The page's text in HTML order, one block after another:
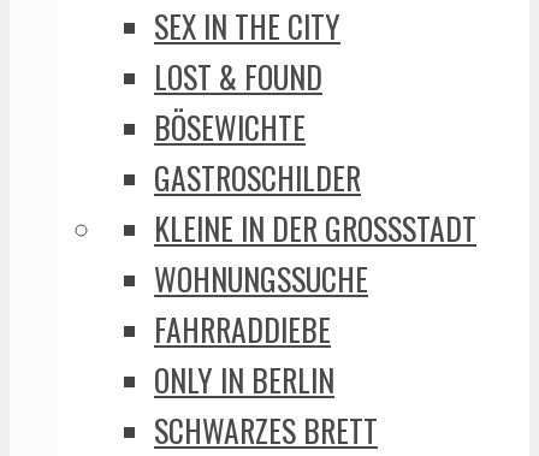
SEX IN THE CITY
LOST & FOUND
BÖSEWICHTE
GASTROSCHILDER
KLEINE IN DER GROSSSTADT
WOHNUNGSSUCHE
FAHRRADDIEBE
ONLY IN BERLIN
SCHWARZES BRETT